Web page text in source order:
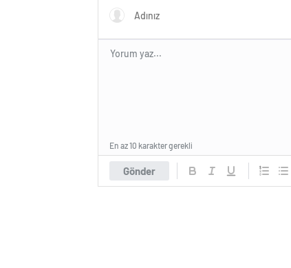
Gönder
En az 10 karakter gerekli